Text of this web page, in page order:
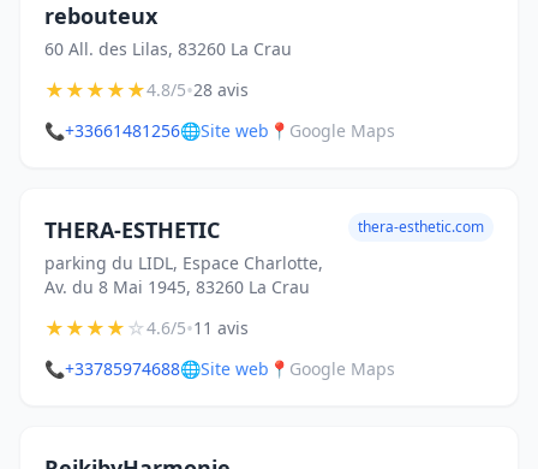
rebouteux
60 All. des Lilas, 83260 La Crau
★★★★★4.8/5•28 avis
📞+33661481256🌐Site web 📍 Google Maps
THERA-ESTHETIC
parking du LIDL, Espace Charlotte,
Av. du 8 Mai 1945, 83260 La Crau
thera-esthetic.com
★★★★☆4.6/5•11 avis
📞+33785974688🌐Site web 📍 Google Maps